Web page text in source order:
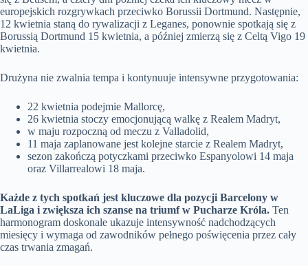
europejskich rozgrywkach przeciwko Borussii Dortmund. Następnie,
12 kwietnia staną do rywalizacji z Leganes, ponownie spotkają się z
Borussią Dortmund 15 kwietnia, a później zmierzą się z Celtą Vigo 19
kwietnia.
Drużyna nie zwalnia tempa i kontynuuje intensywne przygotowania:
22 kwietnia podejmie Mallorcę,
26 kwietnia stoczy emocjonującą walkę z Realem Madryt,
w maju rozpoczną od meczu z Valladolid,
11 maja zaplanowane jest kolejne starcie z Realem Madryt,
sezon zakończą potyczkami przeciwko Espanyolowi 14 maja
oraz Villarrealowi 18 maja.
Każde z tych spotkań jest kluczowe dla pozycji Barcelony w
LaLiga i zwiększa ich szanse na triumf w Pucharze Króla. Ten
harmonogram doskonale ukazuje intensywność nadchodzących
miesięcy i wymaga od zawodników pełnego poświęcenia przez cały
czas trwania zmagań.